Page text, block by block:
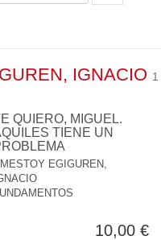
IGNACIO 1
QUIERO, MIGUEL.
TIENE UN
EGIGUREN,
10,00 €